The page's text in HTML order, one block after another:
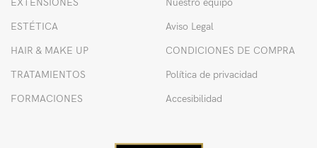
EXTENSIONES
ESTÉTICA
HAIR & MAKE UP
TRATAMIENTOS
FORMACIONES
Nuestro equipo
Aviso Legal
CONDICIONES DE COMPRA
Política de privacidad
Accesibilidad